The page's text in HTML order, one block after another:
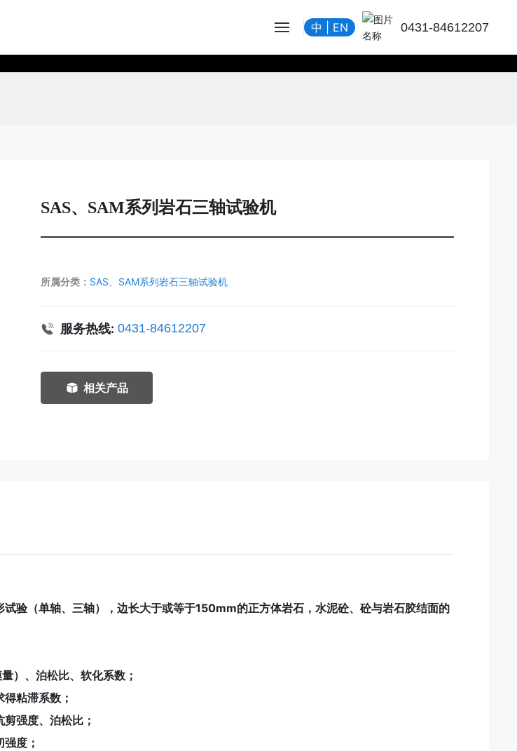
中 EN 0431-84612207
SAS、SAM系列岩石三轴试验机
所属分类： SAS、SAM系列岩石三轴试验机
服务热线: 0431-84612207
相关产品
（单轴、三轴），边长大于或等于150mm的正方体岩石，水泥砼、砼与岩石胶结面的
）、泊松比、软化系数；
粘滞系数；
强度、泊松比；
度；